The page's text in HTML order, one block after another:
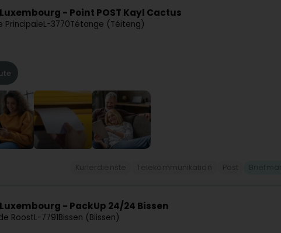
Luxembourg - Point POST Kayl Cactus
PrincipaleL-3770Tétange (Téiteng)
Luxembourg - PackUp 24/24 Bissen
RoostL-7791Bissen (Biissen)